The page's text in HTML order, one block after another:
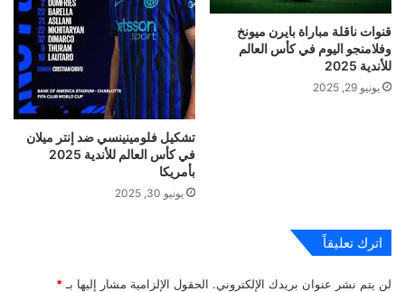
قنوات ناقلة مباراة بايرن ميونخ
وفلامنجو اليوم في كأس العالم
للأندية 2025
يونيو 29, 2025
تشكيل فلومينينسي ضد إنتر ميلان
في كأس العالم للأندية 2025
بأمريكا
يونيو 30, 2025
اترك تعليقاً
لن يتم نشر عنوان بريدك الإلكتروني. الحقول الإلزامية مشار إليها بـ *